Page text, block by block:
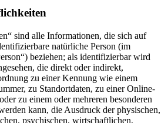
sind alle Informationen, die sich auf
natürliche Person (im
beziehen; als identifizierbar wird
die direkt oder indirekt,
zu einer Kennung wie einem
zu Standortdaten, zu einer Online-
zu einem oder mehreren besonderen
kann, die Ausdruck der physischen,
psychischen, wirtschaftlichen,